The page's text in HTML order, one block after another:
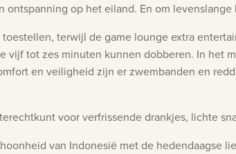
op het eiland. En om
terwijl de game lounge extra
vijf tot zes minuten kunnen dobberen. In het
en veiligheid zijn er zwembanden en
voor verfrissende drankjes, lichte
van Indonesië met de hedendaagse